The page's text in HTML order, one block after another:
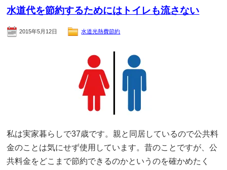
水道代を節約するためにはトイレも流さない
2015年5月12日 水道光熱費節約
私は実家暮らしで37歳です。親と同居しているので公共料
金のことは気にせず使用しています。昔のことですが、公
共料金をどこまで節約できるのかというのを確かめたく